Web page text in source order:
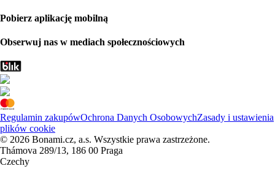
Pobierz aplikację mobilną
Obserwuj nas w mediach społecznościowych
Regulamin zakupówOchrona Danych OsobowychZasady i ustawienia
plików cookie
© 2026 Bonami.cz, a.s. Wszystkie prawa zastrzeżone.
Thámova 289/13, 186 00 Praga
Czechy